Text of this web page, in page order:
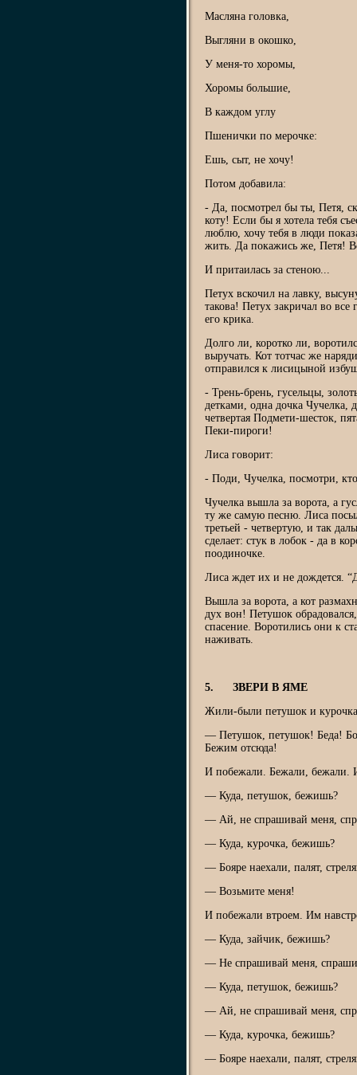
Масляна головка,
Выгляни в окошко,
У меня-то хоромы,
Хоромы большие,
В каждом углу
Пшенички по мерочке:
Ешь, сыт, не хочу!
Потом добавила:
- Да, посмотрел бы ты, Петя,
коту! Если бы я хотела тебя
люблю, хочу тебя в люди
жить. Да покажись же, Петя!
И притаилась за стеною...
Петух вскочил на лавку,
такова! Петух закричал во
его крика.
Долго ли, коротко ли,
выручать. Кот тотчас же
отправился к лисицыной
- Трень-брень, гусельцы,
детками, одна дочка Чучелка,
четвертая Подмети-шесток,
Пеки-пироги!
Лиса говорит:
- Поди, Чучелка, посмотри,
Чучелка вышла за ворота, а
ту же самую песню. Лиса
третьей - четвертую, и так
сделает: стук в лобок - да в
поодиночке.
Лиса ждет их и не дождется.
Вышла за ворота, а кот
дух вон! Петушок
спасение. Воротились они к
наживать.
5. ЗВЕРИ В ЯМЕ
Жили-были петушок и
— Петушок, петушок! Беда!
Бежим отсюда!
И побежали. Бежали, бежали.
— Куда, петушок, бежишь?
— Ай, не спрашивай меня,
— Куда, курочка, бежишь?
— Бояре наехали, палят,
— Возьмите меня!
И побежали втроем. Им
— Куда, зайчик, бежишь?
— Не спрашивай меня,
— Куда, петушок, бежишь?
— Ай, не спрашивай меня,
— Куда, курочка, бежишь?
— Бояре наехали, палят,